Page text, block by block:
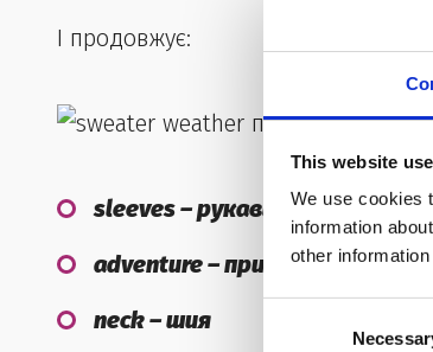
This website
We use cookies
information
other
І продовжує:
sleeves – рукави
adventure – пригода
neck – шия